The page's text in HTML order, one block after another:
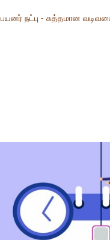
பயனர் நட்பு - சுத்தமான